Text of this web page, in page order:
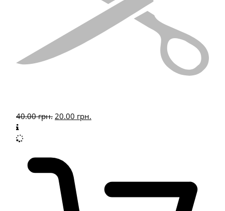
40.00грн. 20.00 грн.